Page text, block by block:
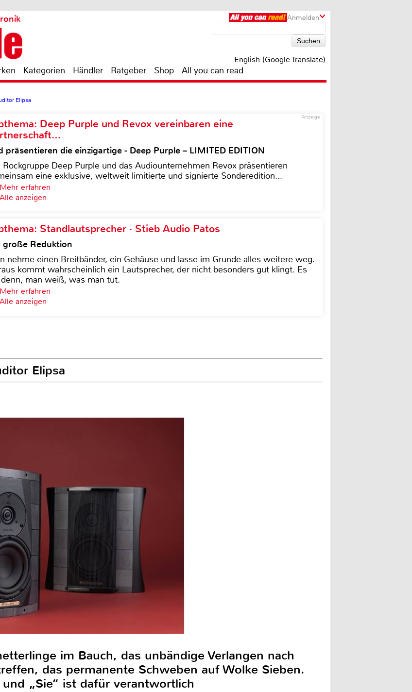
Anmelden
English (Google Translate)
Kategorien Händler Ratgeber Shop All you can read
Elipsa
Anzeige
Deep Purple und Revox vereinbaren eine
präsentieren die einzigartige - Deep Purple – LIMITED EDITION
Rockgruppe Deep Purple und das Audiounternehmen Revox präsentieren
eine exklusive, weltweit limitierte und signierte Sonderedition...
erfahren
anzeigen
Standlautsprecher · Stieb Audio Patos
große Reduktion
nehme einen Breitbänder, ein Gehäuse und lasse im Grunde alles weitere weg.
kommt wahrscheinlich ein Lautsprecher, der nicht besonders gut klingt. Es
man weiß, was man tut.
erfahren
anzeigen
Elipsa
im Bauch, das unbändige Verlangen nach
das permanente Schweben auf Wolke Sieben.
„Sie“ ist dafür verantwortlich